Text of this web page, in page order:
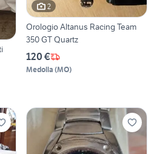
2
Orologio Altanus Racing Team
350 GT Quartz
120 €
Medolla (MO)